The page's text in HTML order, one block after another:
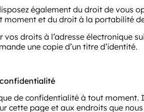
également du droit de
et du droit à la portabilité
vos droits à l’adresse électronique
une copie d’un titre d’identité.
de confidentialité à tout
cette page et aux endroits que